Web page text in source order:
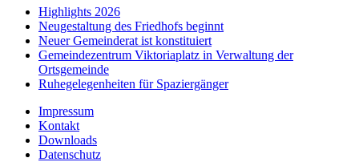
Highlights 2026
Neugestaltung des Friedhofs beginnt
Neuer Gemeinderat ist konstituiert
Gemeindezentrum Viktoriaplatz in Verwaltung der
Ortsgemeinde
Ruhegelegenheiten für Spaziergänger
Impressum
Kontakt
Downloads
Datenschutz